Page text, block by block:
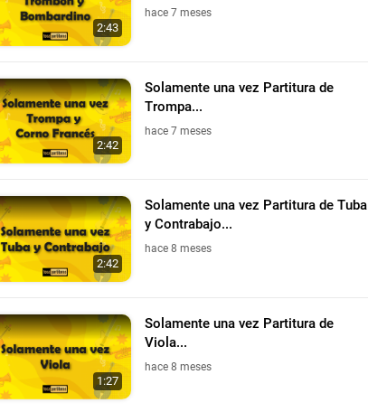
2:43
hace 7 meses
2:42
Solamente una vez Partitura de
Trompa...
hace 7 meses
2:42
Solamente una vez Partitura de Tuba
y Contrabajo...
hace 8 meses
1:27
Solamente una vez Partitura de
Viola...
hace 8 meses